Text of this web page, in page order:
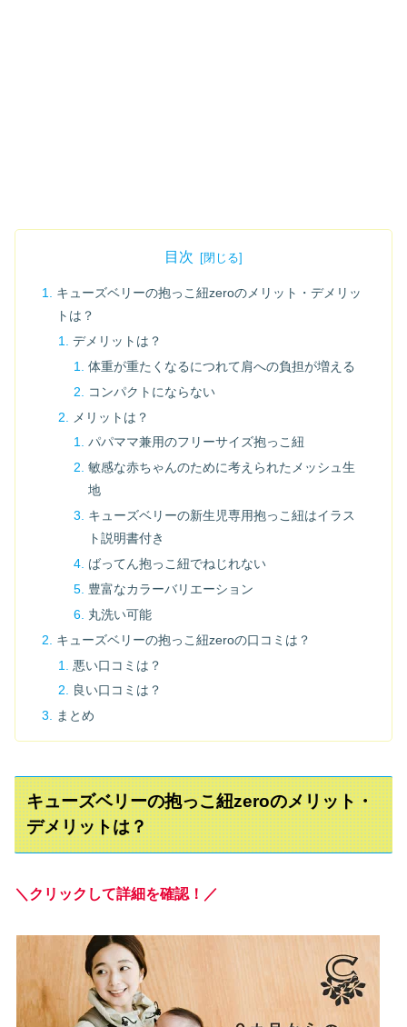
目次
キューズベリーの抱っこ紐zeroのメリット・デメリッ
トは？
デメリットは？
体重が重たくなるにつれて肩への負担が増える
コンパクトにならない
メリットは？
パパママ兼用のフリーサイズ抱っこ紐
敏感な赤ちゃんのために考えられたメッシュ生
地
キューズベリーの新生児専用抱っこ紐はイラス
ト説明書付き
ばってん抱っこ紐でねじれない
豊富なカラーバリエーション
丸洗い可能
キューズベリーの抱っこ紐zeroの口コミは？
悪い口コミは？
良い口コミは？
まとめ
キューズベリーの抱っこ紐zeroのメリット・
デメリットは？
＼クリックして詳細を確認！／